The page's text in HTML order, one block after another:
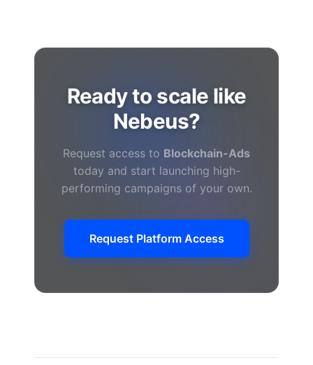
Ready to scale like
Nebeus?
Request access to Blockchain-Ads
today and start launching high-
performing campaigns of your own.
Request Platform Access